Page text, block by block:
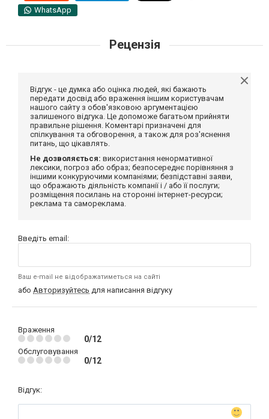
WhatsApp
Рецензія
Відгук - це думка або оцінка людей, які бажають
передати досвід або враження іншим користувачам
нашого сайту з обов'язковою аргументацією
залишеного відгука. Це допоможе багатьом прийняти
правильне рішення. Коментарі призначені для
спілкування та обговорення, а також для роз'яснення
питань, що цікавлять.
Не дозволяється: використання ненормативної
лексики, погроз або образ; безпосереднє порівняння з
іншими конкуруючими компаніями; безпідставні заяви,
що ображають діяльність компанії і / або її послуги;
розміщення посилань на сторонні інтернет-ресурси;
реклама та самореклама.
Введіть email:
Ваш e-mail не відображатиметься на сайті
або Авторизуйтесь для написання відгуку
Враження
0/12
Обслуговування
0/12
Відгук: